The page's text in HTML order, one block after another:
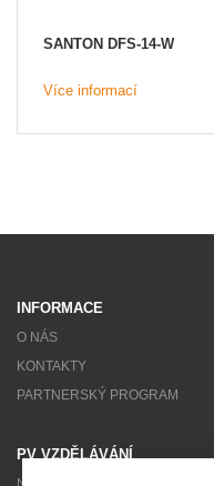
SANTON DFS-14-W
Více informací
INFORMACE
O NÁS
KONTAKTY
PARTNERSKÝ PROGRAM
PV VZDĚLÁVÁNÍ